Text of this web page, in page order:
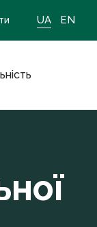
UA EN